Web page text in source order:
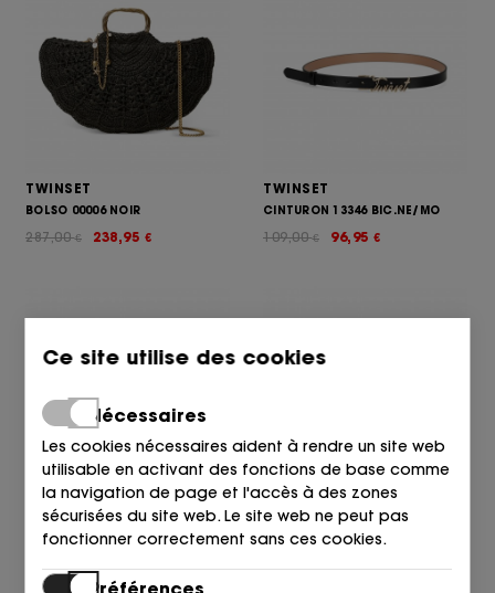
TWINSET
BOLSO 00006 NOIR
238,95 €
287,00€
TWINSET
CINTURON 13346 BIC.NE/MO
96,95 €
109,00€
TWINSET
CINTURON 00057 CUOIO CUOIO CINTURON 00006 NOIR
Ce site utilise des cookies
Nécessaires
Les cookies nécessaires aident à rendre un site web
utilisable en activant des fonctions de base comme
la navigation de page et l'accès à des zones
sécurisées du site web. Le site web ne peut pas
fonctionner correctement sans ces cookies.
Préférences